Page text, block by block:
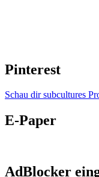
Pinterest
Schau dir subcultures
E-Paper
AdBlocker